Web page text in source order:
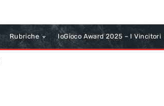
Rubriche IoGioco Award 2025 – I Vincitori